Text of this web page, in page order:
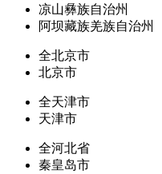
凉山彝族自治州
阿坝藏族羌族自治州
全北京市
北京市
全天津市
天津市
全河北省
秦皇岛市